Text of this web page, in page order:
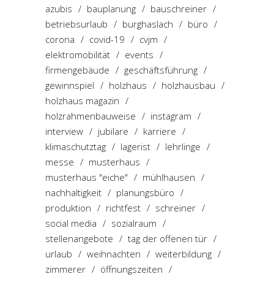
azubis
bauplanung
bauschreiner
betriebsurlaub
burghaslach
büro
corona
covid-19
cvjm
elektromobilität
events
firmengebäude
geschäftsführung
gewinnspiel
holzhaus
holzhausbau
holzhaus magazin
holzrahmenbauweise
instagram
interview
jubilare
karriere
klimaschutztag
lagerist
lehrlinge
messe
musterhaus
musterhaus "eiche"
mühlhausen
nachhaltigkeit
planungsbüro
produktion
richtfest
schreiner
social media
sozialraum
stellenangebote
tag der offenen tür
urlaub
weihnachten
weiterbildung
zimmerer
öffnungszeiten